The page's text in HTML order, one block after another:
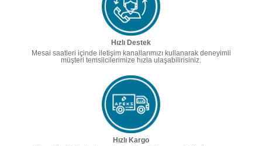
Hızlı Destek
Mesai saatleri içinde iletişim kanallarımızı kullanarak deneyimli
müşteri temsilcilerimize hızla ulaşabilirisiniz.
Hızlı Kargo